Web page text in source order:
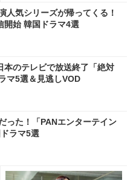
人気シリーズが帰ってくる！
始 韓国ドラマ4選
本のテレビで放送終了「絶対
マ5選＆見逃しVOD
った！「PANエンターテイン
ラマ5選